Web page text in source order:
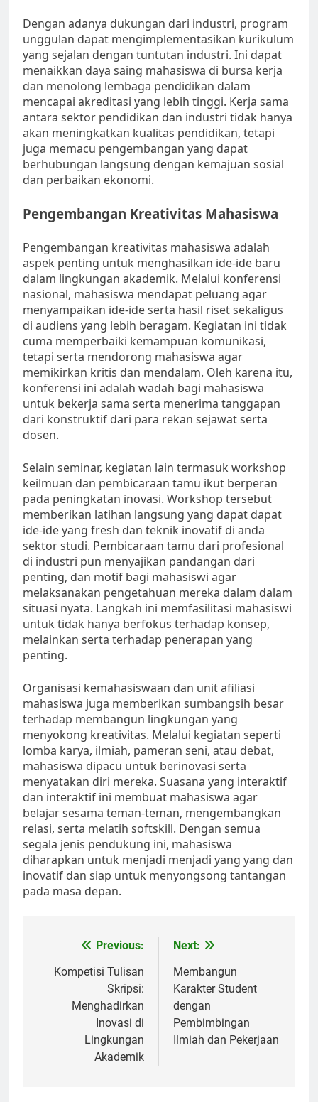
Dengan adanya dukungan dari industri, program
unggulan dapat mengimplementasikan kurikulum
yang sejalan dengan tuntutan industri. Ini dapat
menaikkan daya saing mahasiswa di bursa kerja
dan menolong lembaga pendidikan dalam
mencapai akreditasi yang lebih tinggi. Kerja sama
antara sektor pendidikan dan industri tidak hanya
akan meningkatkan kualitas pendidikan, tetapi
juga memacu pengembangan yang dapat
berhubungan langsung dengan kemajuan sosial
dan perbaikan ekonomi.
Pengembangan Kreativitas Mahasiswa
Pengembangan kreativitas mahasiswa adalah
aspek penting untuk menghasilkan ide-ide baru
dalam lingkungan akademik. Melalui konferensi
nasional, mahasiswa mendapat peluang agar
menyampaikan ide-ide serta hasil riset sekaligus
di audiens yang lebih beragam. Kegiatan ini tidak
cuma memperbaiki kemampuan komunikasi,
tetapi serta mendorong mahasiswa agar
memikirkan kritis dan mendalam. Oleh karena itu,
konferensi ini adalah wadah bagi mahasiswa
untuk bekerja sama serta menerima tanggapan
dari konstruktif dari para rekan sejawat serta
dosen.
Selain seminar, kegiatan lain termasuk workshop
keilmuan dan pembicaraan tamu ikut berperan
pada peningkatan inovasi. Workshop tersebut
memberikan latihan langsung yang dapat dapat
ide-ide yang fresh dan teknik inovatif di anda
sektor studi. Pembicaraan tamu dari profesional
di industri pun menyajikan pandangan dari
penting, dan motif bagi mahasiswi agar
melaksanakan pengetahuan mereka dalam dalam
situasi nyata. Langkah ini memfasilitasi mahasiswi
untuk tidak hanya berfokus terhadap konsep,
melainkan serta terhadap penerapan yang
penting.
Organisasi kemahasiswaan dan unit afiliasi
mahasiswa juga memberikan sumbangsih besar
terhadap membangun lingkungan yang
menyokong kreativitas. Melalui kegiatan seperti
lomba karya, ilmiah, pameran seni, atau debat,
mahasiswa dipacu untuk berinovasi serta
menyatakan diri mereka. Suasana yang interaktif
dan interaktif ini membuat mahasiswa agar
belajar sesama teman-teman, mengembangkan
relasi, serta melatih softskill. Dengan semua
segala jenis pendukung ini, mahasiswa
diharapkan untuk menjadi menjadi yang yang dan
inovatif dan siap untuk menyongsong tantangan
pada masa depan.
navigation
Previous:
Kompetisi Tulisan
Skripsi:
Menghadirkan
Inovasi di
Lingkungan
Akademik
Next:
Membangun
Karakter Student
dengan
Pembimbingan
Ilmiah dan Pekerjaan